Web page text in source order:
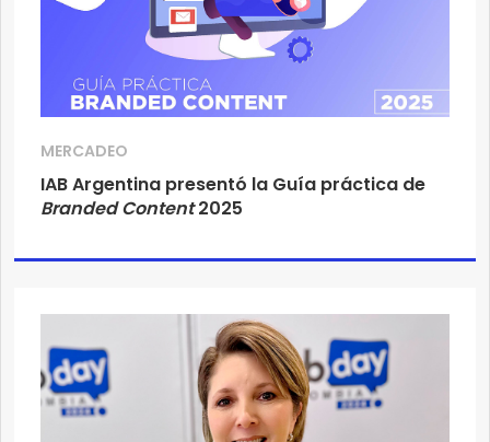
MERCADEO
IAB Argentina presentó la Guía práctica de
Branded Content2025